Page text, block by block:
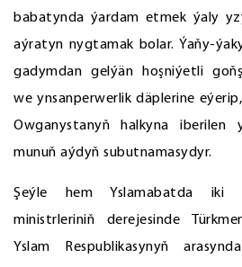
babatynda ýardam etmek ýaly
aýratyn nygtamak bolar. Ýaňy-
gadymdan gelýän hoşniýetli
we ynsanperwerlik däplerine
Owganystanyň halkyna iberilen
munuň aýdyň subutnamasydyr.
Şeýle hem Yslamabatda iki
ministrleriniň derejesinde
Yslam Respublikasynyň